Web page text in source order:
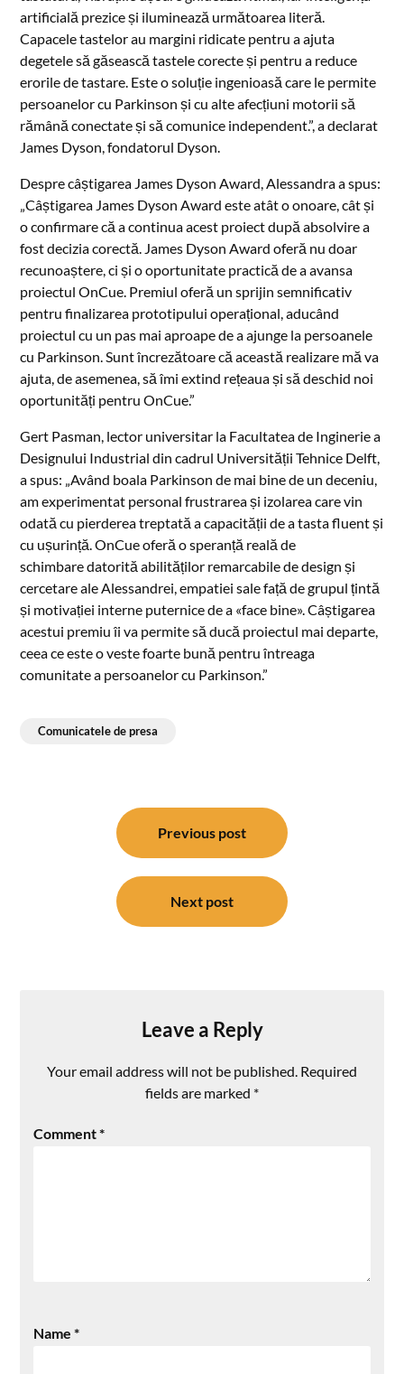
artificială prezice și iluminează următoarea literă.
Capacele tastelor au margini ridicate pentru a ajuta
degetele să găsească tastele corecte și pentru a reduce
erorile de tastare. Este o soluție ingenioasă care le permite
persoanelor cu Parkinson și cu alte afecțiuni motorii să
rămână conectate și să comunice independent.”, a declarat
James Dyson, fondatorul Dyson.
Despre câștigarea James Dyson Award, Alessandra a spus:
„Câștigarea James Dyson Award este atât o onoare, cât și
o confirmare că a continua acest proiect după absolvire a
fost decizia corectă. James Dyson Award oferă nu doar
recunoaștere, ci și o oportunitate practică de a avansa
proiectul OnCue. Premiul oferă un sprijin semnificativ
pentru finalizarea prototipului operațional, aducând
proiectul cu un pas mai aproape de a ajunge la persoanele
cu Parkinson. Sunt încrezătoare că această realizare mă va
ajuta, de asemenea, să îmi extind rețeaua și să deschid noi
oportunități pentru OnCue.”
Gert Pasman, lector universitar la Facultatea de Inginerie a
Designului Industrial din cadrul Universității Tehnice Delft,
a spus: „Având boala Parkinson de mai bine de un deceniu,
am experimentat personal frustrarea și izolarea care vin
odată cu pierderea treptată a capacității de a tasta fluent și
cu ușurință. OnCue oferă o speranță reală de
schimbare datorită abilităților remarcabile de design și
cercetare ale Alessandrei, empatiei sale față de grupul țintă
și motivației interne puternice de a «face bine». Câștigarea
acestui premiu îi va permite să ducă proiectul mai departe,
ceea ce este o veste foarte bună pentru întreaga
comunitate a persoanelor cu Parkinson.”
Comunicatele de presa
Previous post
Next post
Leave a Reply
Your email address will not be published. Required
fields are marked *
Comment*
Name*